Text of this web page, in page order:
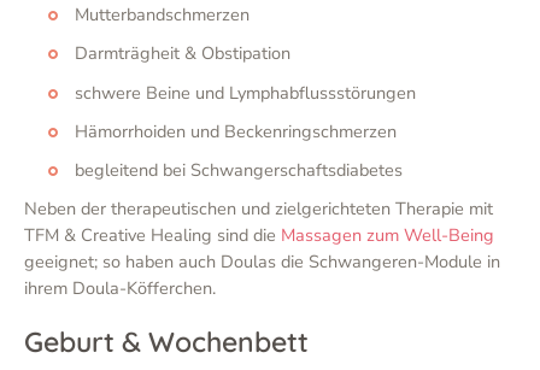
Mutterbandschmerzen
Darmträgheit & Obstipation
schwere Beine und Lymphabflussstörungen
Hämorrhoiden und Beckenringschmerzen
begleitend bei Schwangerschaftsdiabetes
Neben der therapeutischen und zielgerichteten Therapie mit
TFM & Creative Healing sind die Massagen zum Well-Being
geeignet; so haben auch Doulas die Schwangeren-Module in
ihrem Doula-Köfferchen.
Geburt & Wochenbett